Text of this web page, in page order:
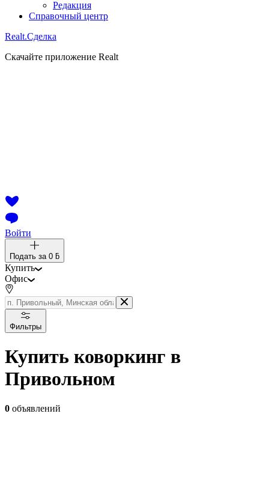
Редакция
Справочный центр
Realt.Сделка
Скачайте приложение Realt
Войти
Подать за 0 ƃ
Купить
Офис
Фильтры
Купить коворкинг в
Привольном
0 объявлений